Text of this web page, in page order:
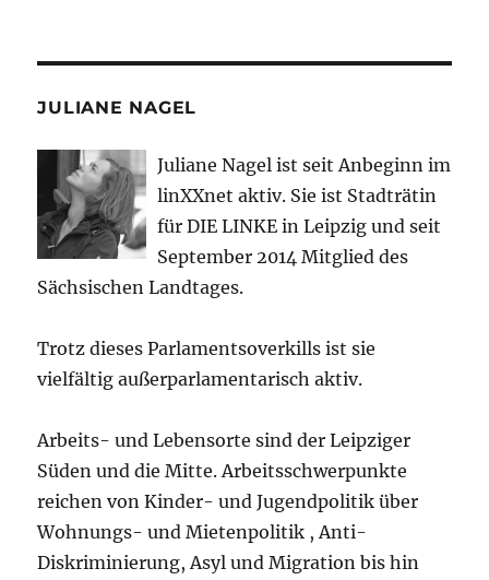
JULIANE NAGEL
Juliane Nagel ist seit Anbeginn im
linXXnet aktiv. Sie ist Stadträtin
für DIE LINKE in Leipzig und seit
September 2014 Mitglied des
Sächsischen Landtages.
Trotz dieses Parlamentsoverkills ist sie
vielfältig außerparlamentarisch aktiv.
Arbeits- und Lebensorte sind der Leipziger
Süden und die Mitte. Arbeitsschwerpunkte
reichen von Kinder- und Jugendpolitik über
Wohnungs- und Mietenpolitik , Anti-
Diskriminierung, Asyl und Migration bis hin